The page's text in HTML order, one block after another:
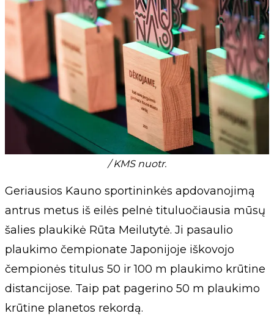
/ KMS nuotr.
Geriausios Kauno sportininkės apdovanojimą
antrus metus iš eilės pelnė tituluočiausia mūsų
šalies plaukikė Rūta Meilutytė. Ji pasaulio
plaukimo čempionate Japonijoje iškovojo
čempionės titulus 50 ir 100 m plaukimo krūtine
distancijose. Taip pat pagerino 50 m plaukimo
krūtine planetos rekordą.